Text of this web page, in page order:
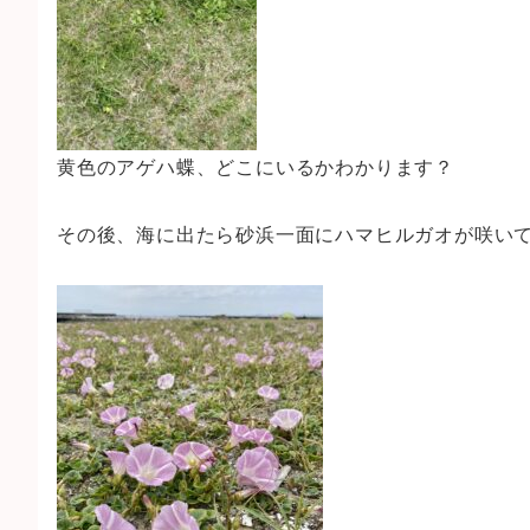
黄色のアゲハ蝶、どこにいるかわかります？
その後、海に出たら砂浜一面にハマヒルガオが咲い